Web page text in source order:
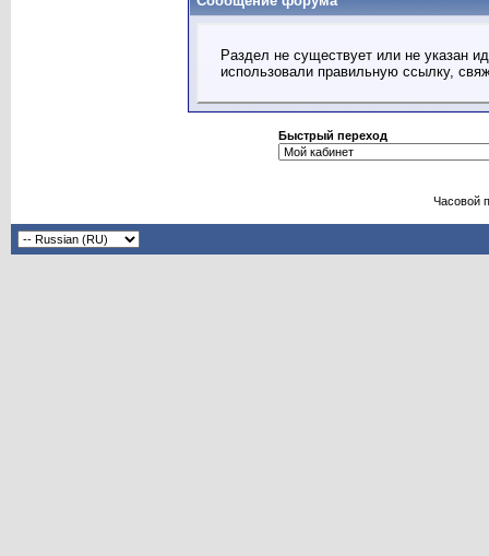
Раздел не существует или не указан
использовали правильную ссылку,
Быстрый переход
Часовой